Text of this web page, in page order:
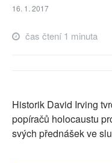
NEJČTENĚJŠÍ ZA 7 DNÍ
AUTOŘI
RUBRIKY
16. 1. 2017
čas čtení 1 minuta
Historik David Irving
popíračů holocaustu
svých přednášek ve